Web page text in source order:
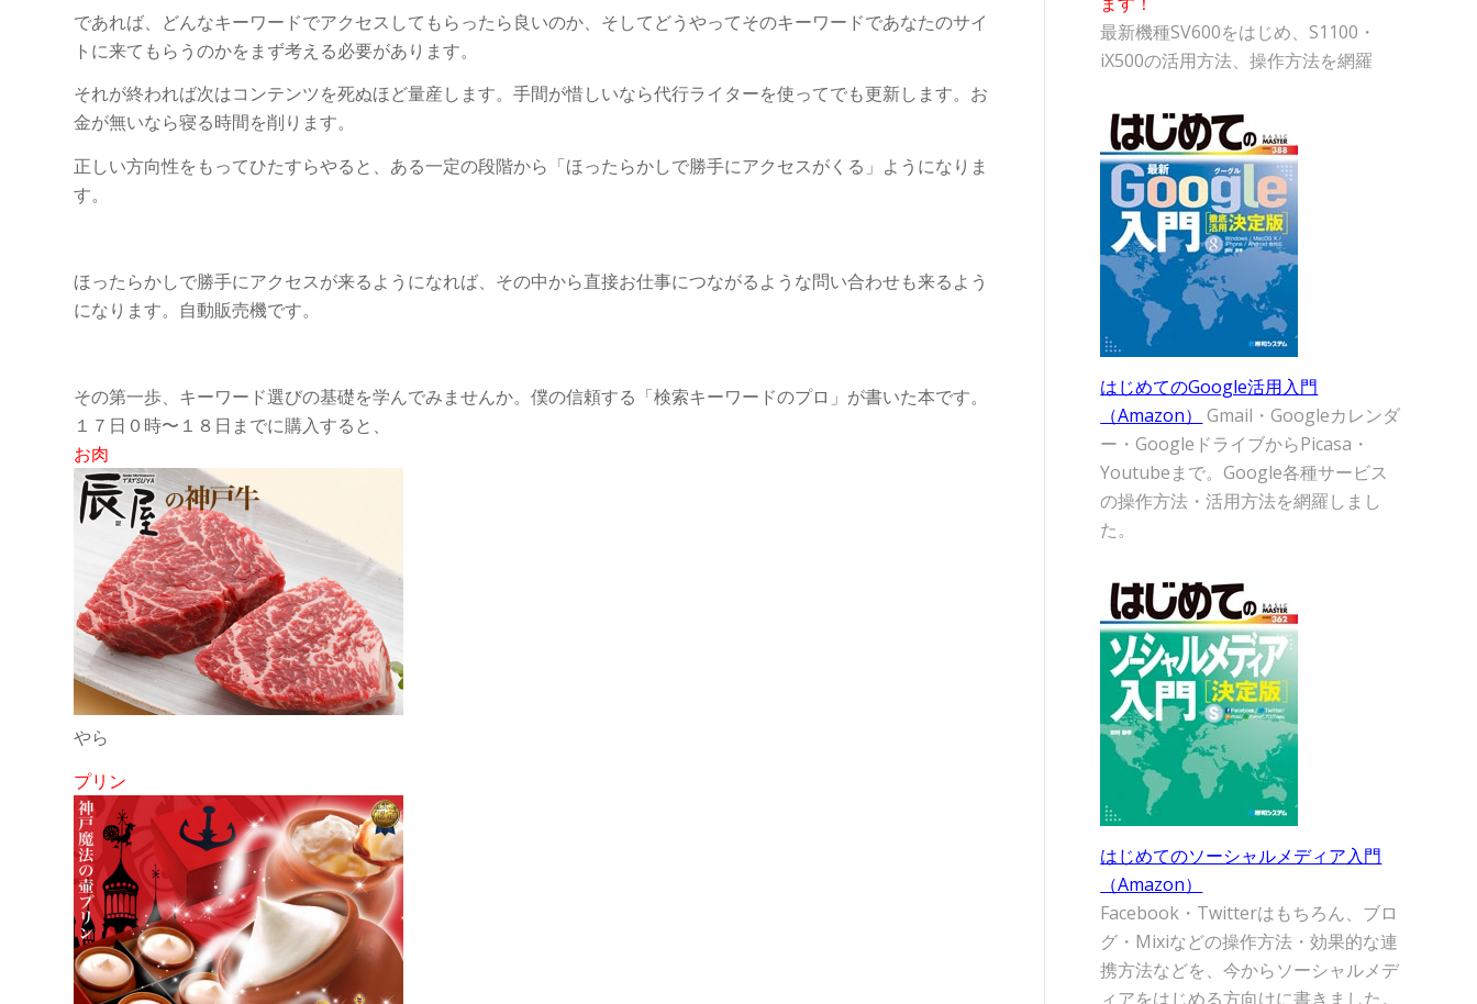
であれば、どんなキーワードでアクセスしてもらったら良いのか、そしてどうやってそのキーワードであなたのサイ
トに来てもらうのかをまず考える必要があります。
それが終われば次はコンテンツを死ぬほど量産します。手間が惜しいなら代行ライターを使ってでも更新します。お
金が無いなら寝る時間を削ります。
正しい方向性をもってひたすらやると、ある一定の段階から「ほったらかしで勝手にアクセスがくる」ようになりま
す。
ほったらかしで勝手にアクセスが来るようになれば、その中から直接お仕事につながるような問い合わせも来るよう
になります。自動販売機です。
その第一歩、キーワード選びの基礎を学んでみませんか。僕の信頼する「検索キーワードのプロ」が書いた本です。
１７日０時〜１８日までに購入すると、
お肉
やら
プリン
最新機種SV600をはじめ、S1100・
iX500の活用方法、操作方法を網羅
はじめてのGoogle活用入門
（Amazon）
Gmail・Googleカレンダ
ー・GoogleドライブからPicasa・
Youtubeまで。Google各種サービス
の操作方法・活用方法を網羅しまし
た。
はじめてのソーシャルメディア入門
（Amazon）
Facebook・Twitterはもちろん、ブロ
グ・Mixiなどの操作方法・効果的な連
携方法などを、今からソーシャルメデ
ィアをはじめる方向けに書きました。